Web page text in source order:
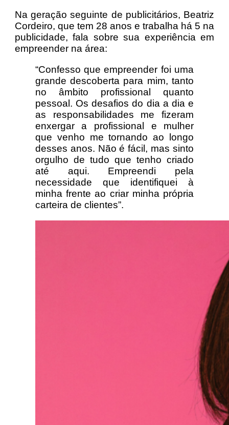
Na geração seguinte de publicitários, Beatriz
Cordeiro, que tem 28 anos e trabalha há 5 na
publicidade, fala sobre sua experiência em
empreender na área:
“Confesso que empreender foi uma
grande descoberta para mim, tanto
no âmbito profissional quanto
pessoal. Os desafios do dia a dia e
as responsabilidades me fizeram
enxergar a profissional e mulher
que venho me tornando ao longo
desses anos. Não é fácil, mas sinto
orgulho de tudo que tenho criado
até aqui. Empreendi pela
necessidade que identifiquei à
minha frente ao criar minha própria
carteira de clientes”.